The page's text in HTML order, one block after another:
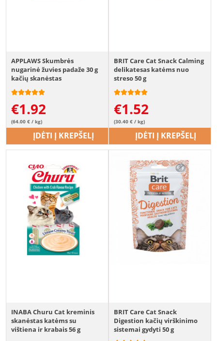
APPLAWS Skumbrės
nugarinė žuvies padaže 30 g
kačių skanėstas
€1.92
(64.00 € / kg)
ĮDĖTI Į KREPŠELĮ
BRIT Care Cat Snack Calming
delikatesas katėms nuo
streso 50 g
€1.52
(30.40 € / kg)
ĮDĖTI Į KREPŠELĮ
INABA Churu Cat kreminis
skanėstas katėms su
vištiena ir krabais 56 g
BRIT Care Cat Snack
Digestion kačių virškinimo
sistemai gydyti 50 g